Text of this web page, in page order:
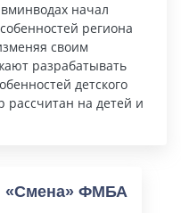
начал
региона
своим
разрабатывать
детского
рассчитан на детей и
«Смена» ФМБА